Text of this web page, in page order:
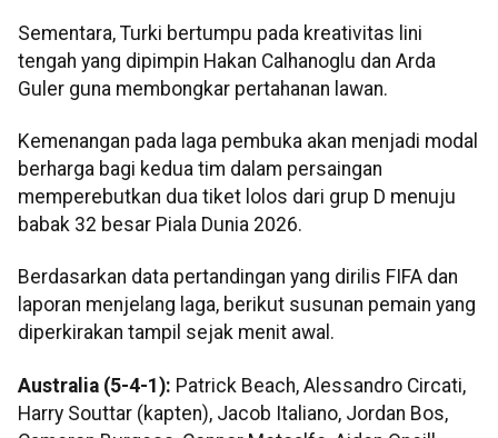
Sementara, Turki bertumpu pada kreativitas lini
tengah yang dipimpin Hakan Calhanoglu dan Arda
Guler guna membongkar pertahanan lawan.
Kemenangan pada laga pembuka akan menjadi modal
berharga bagi kedua tim dalam persaingan
memperebutkan dua tiket lolos dari grup D menuju
babak 32 besar Piala Dunia 2026.
Berdasarkan data pertandingan yang dirilis FIFA dan
laporan menjelang laga, berikut susunan pemain yang
diperkirakan tampil sejak menit awal.
Australia (5-4-1): Patrick Beach, Alessandro Circati,
Harry Souttar (kapten), Jacob Italiano, Jordan Bos,